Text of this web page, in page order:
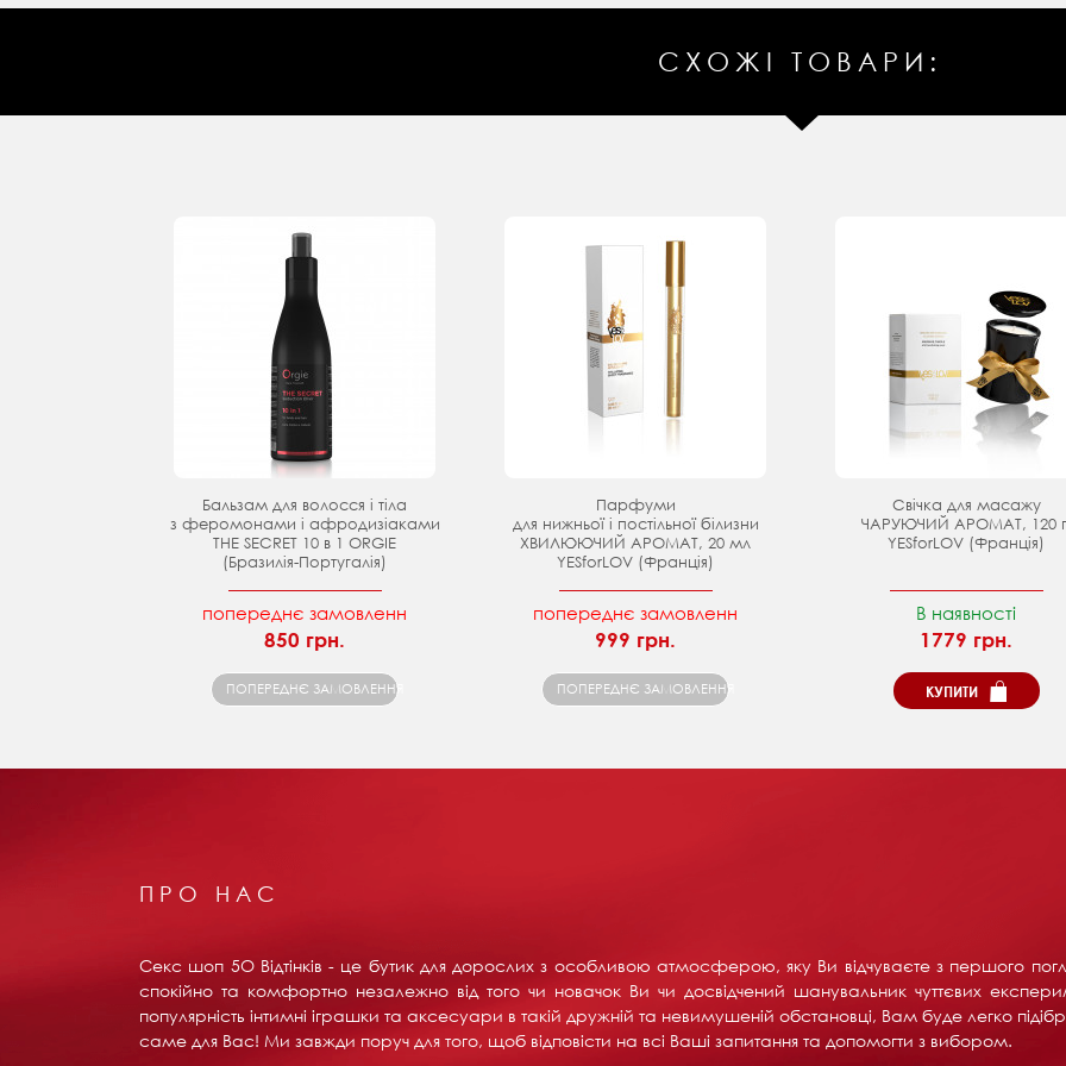
СХОЖІ ТОВАРИ:
Бальзам для волосся і тіла
з феромонами і афродизіаками
THE SECRET 10 в 1 ORGIE
(Бразилія-Португалія)
попереднє замовленн
850 грн.
ПОПЕРЕДНЄ ЗАМОВЛЕННЯ
Парфуми
для нижньої і постільної білизни
ХВИЛЮЮЧИЙ АРОМАТ, 20 мл
YESforLOV (Франція)
попереднє замовленн
999 грн.
ПОПЕРЕДНЄ ЗАМОВЛЕННЯ
Свічка для масажу
ЧАРУЮЧИЙ АРОМАТ, 120
YESforLOV (Франція)
В наявності
1779 грн.
КУПИТИ
ПРО НАС
Секс шоп 5О Відтінків - це бутик для дорослих з особливою атмосферою, яку Ви відчуваєте з першого
спокійно та комфортно незалежно від того чи новачок Ви чи досвідчений шанувальник чуттєвих
популярність інтимні іграшки та аксесуари в такій дружній та невимушеній обстановці, Вам буде легко
саме для Вас! Ми завжди поруч для того, щоб відповісти на всі Ваші запитання та допомогти з вибором.